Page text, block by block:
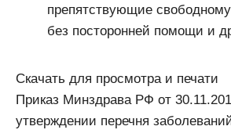
препятствующие
без посторонней помощи и
Скачать для просмотра и печати
Приказ Минздрава РФ от
утверждении перечня